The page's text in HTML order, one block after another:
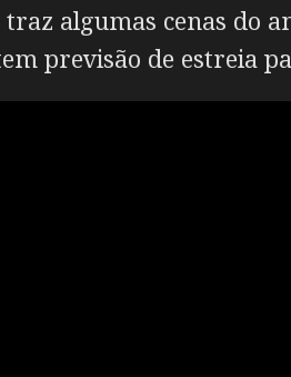
traz algumas cenas do
previsão de estreia